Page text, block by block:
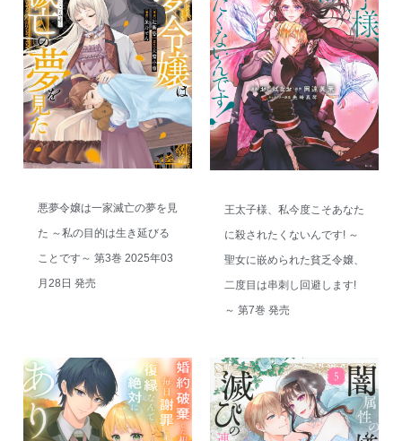
悪夢令嬢は一家滅亡の夢を見
た ～私の目的は生き延びる
ことです～ 第3巻 2025年03
月28日 発売
王太子様、私今度こそあなた
に殺されたくないんです! ～
聖女に嵌められた貧乏令嬢、
二度目は串刺し回避します!
～ 第7巻 発売